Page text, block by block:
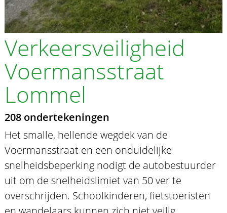
Verkeersveiligheid
Voermansstraat
Lommel
208 ondertekeningen
Het smalle, hellende wegdek van de
Voermansstraat en een onduidelijke
snelheidsbeperking nodigt de autobestuurder
uit om de snelheidslimiet van 50 ver te
overschrijden. Schoolkinderen, fietstoeristen